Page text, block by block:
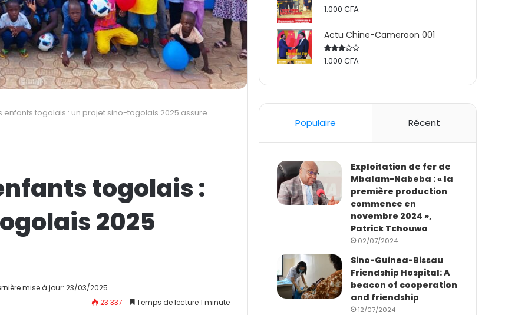
enfants togolais : un projet sino-togolais 2025 assure
togolais :
2025
mise à jour: 23/03/2025
23 337
Temps de lecture 1 minute
1.000CFA
Actu Chine-Cameroon 001
Rated
1.000CFA
Populaire Récent
Exploitation de fer de
Mbalam-Nabeba : « la
première production
commence en
novembre 2024 »,
Patrick Tchouwa
02/07/2024
Sino-Guinea-Bissau
Friendship Hospital: A
beacon of cooperation
and friendship
12/07/2024